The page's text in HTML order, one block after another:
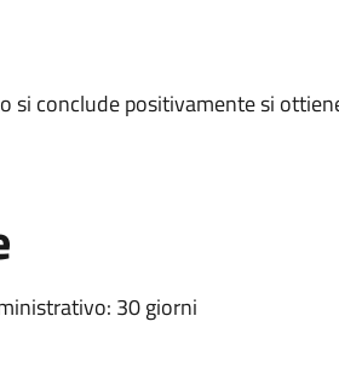
si conclude positivamente si
30 giorni